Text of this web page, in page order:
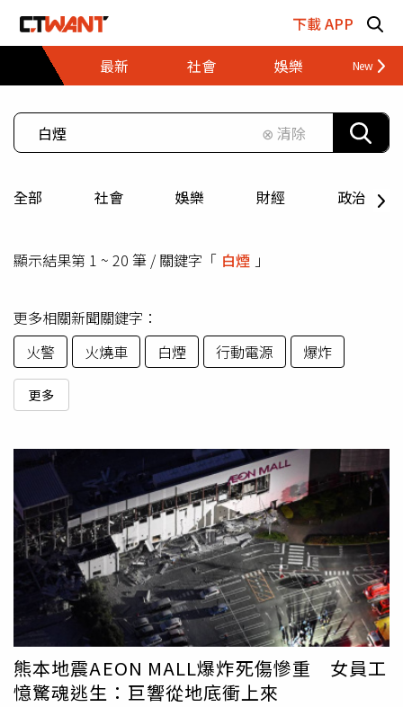
下載 APP
最新
社會 娛樂 財經
⊗ 清除
全部 社會 娛樂 財經 政治
顯示結果第 1 ~ 20 筆 / 關鍵字「 白煙 」
更多相關新聞關鍵字：
火警
火燒車 白煙 行動電源 爆炸
更多
熊本地震AEON MALL爆炸死傷慘重 女員工
憶驚魂逃生：巨響從地底衝上來